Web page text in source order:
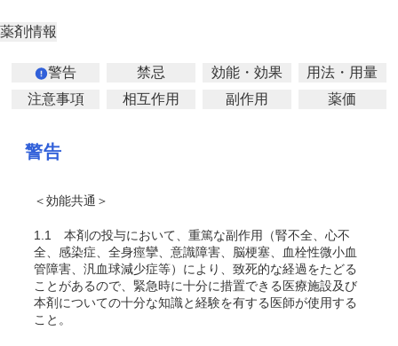
薬剤情報
警告 禁忌 効能・効果
用法・用量
注意事項
相互作用 副作用 薬価
警告
＜効能共通＞
1.1
本剤の投与において、重篤な副作用（腎不全、心不
全、感染症、全身痙攣、意識障害、脳梗塞、血栓性微小血
管障害、汎血球減少症等）により、致死的な経過をたどる
ことがあるので、緊急時に十分に措置できる医療施設及び
本剤についての十分な知識と経験を有する医師が使用する
こと。